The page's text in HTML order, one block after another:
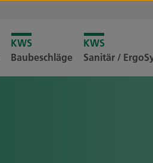
Baubeschläge Sanitär /